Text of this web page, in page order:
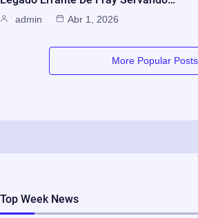
admin Abr 1, 2026
More Popular Posts
Top Week News